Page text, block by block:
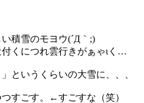
積雪のモヨウ(´Д｀;)
くにつれ雲行きがぁゃιく…
というくらいの大雪に、、、
すごす。←すごすな（笑）